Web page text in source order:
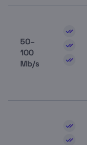
50–
100
Mb/s